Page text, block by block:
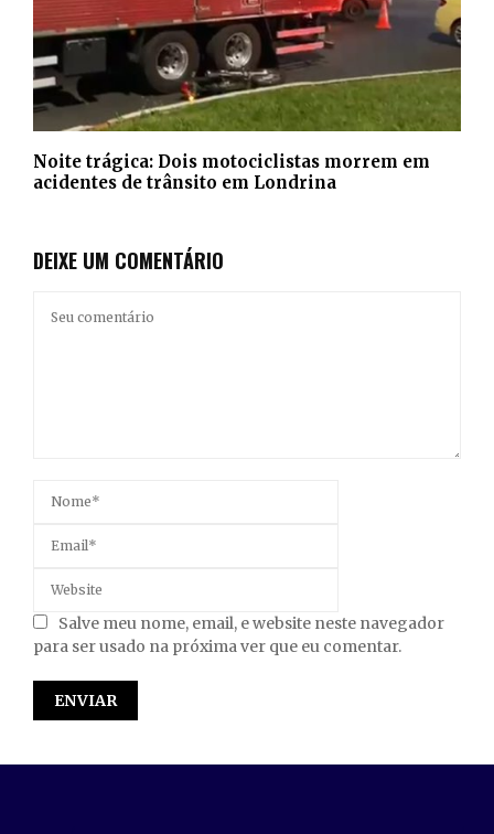
Noite trágica: Dois motociclistas morrem em
acidentes de trânsito em Londrina
DEIXE UM COMENTÁRIO
Salve meu nome, email, e website neste navegador
para ser usado na próxima ver que eu comentar.